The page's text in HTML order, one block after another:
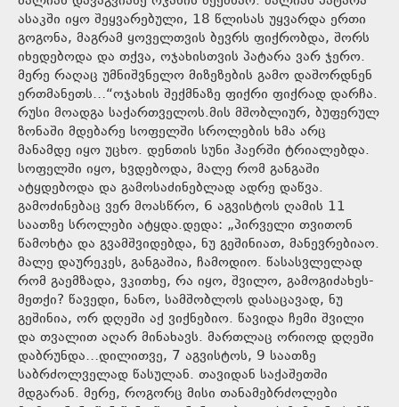
ასაკში იყო შეყვარებული, 18 წლისას უყვარდა ერთი
გოგონა, მაგრამ ყოველთვის ბევრს ფიქრობდა, შორს
იხედებოდა და თქვა, ოჯახისთვის პატარა ვარ ჯერო.
მერე რაღაც უმნიშვნელო მიზეზების გამო დაშორდნენ
ერთმანეთს…“ოჯახის შექმნაზე ფიქრი ფიქრად დარჩა.
რუსი მოადგა საქართველოს.მის მშობლიურ, ბუფერულ
ზონაში მდებარე სოფელში სროლების ხმა არც
მანამდე იყო უცხო. დენთის სუნი ჰაერში ტრიალებდა.
სოფელში იყო, ხვდებოდა, მალე რომ განგაში
ატყდებოდა და გამოსაძინებლად ადრე დაწვა.
გამოძინებაც ვერ მოასწრო, 6 აგვისტოს ღამის 11
საათზე სროლები ატყდა.დედა: „პირველი თვითონ
წამოხტა და გვამშვიდებდა, ნუ გეშინიათ, მანევრებიაო.
მალე დაურეკეს, განგაშია, ჩამოდიო. წასასვლელად
რომ გაემზადა, ვკითხე, რა იყო, შვილო, გამოგიძახეს-
მეთქი? წავედი, ნანო, სამშობლოს დასაცავად, ნუ
გეშინია, ორ დღეში აქ ვიქნებიო. წავიდა ჩემი შვილი
და თვალით აღარ მინახავს. მართლაც ორიოდ დღეში
დაბრუნდა…დილითვე, 7 აგვისტოს, 9 საათზე
საბრძოლველად წასულან. თავიდან საქაშეთში
მდგარან. მერე, როგორც მისი თანამებრძოლები